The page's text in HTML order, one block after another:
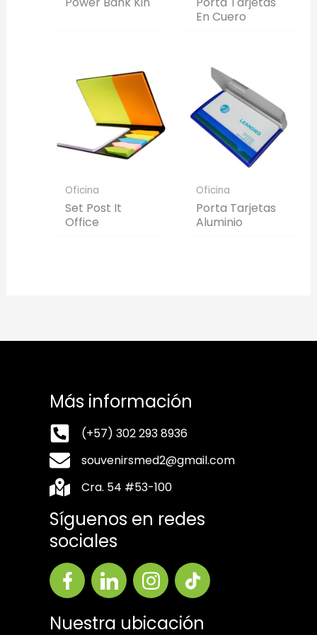
En Cuero
Oficina
Set Post It
Office
Oficina
Porta Tarjetas
Aluminio
Más información
(+57) 302 293 8936
souvenirsmed2@gmail.com
Cra. 54 #53-100
Síguenos en redes
sociales
Nuestra ubicación